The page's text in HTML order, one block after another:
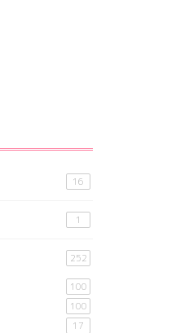
16
1
252
100
100
17